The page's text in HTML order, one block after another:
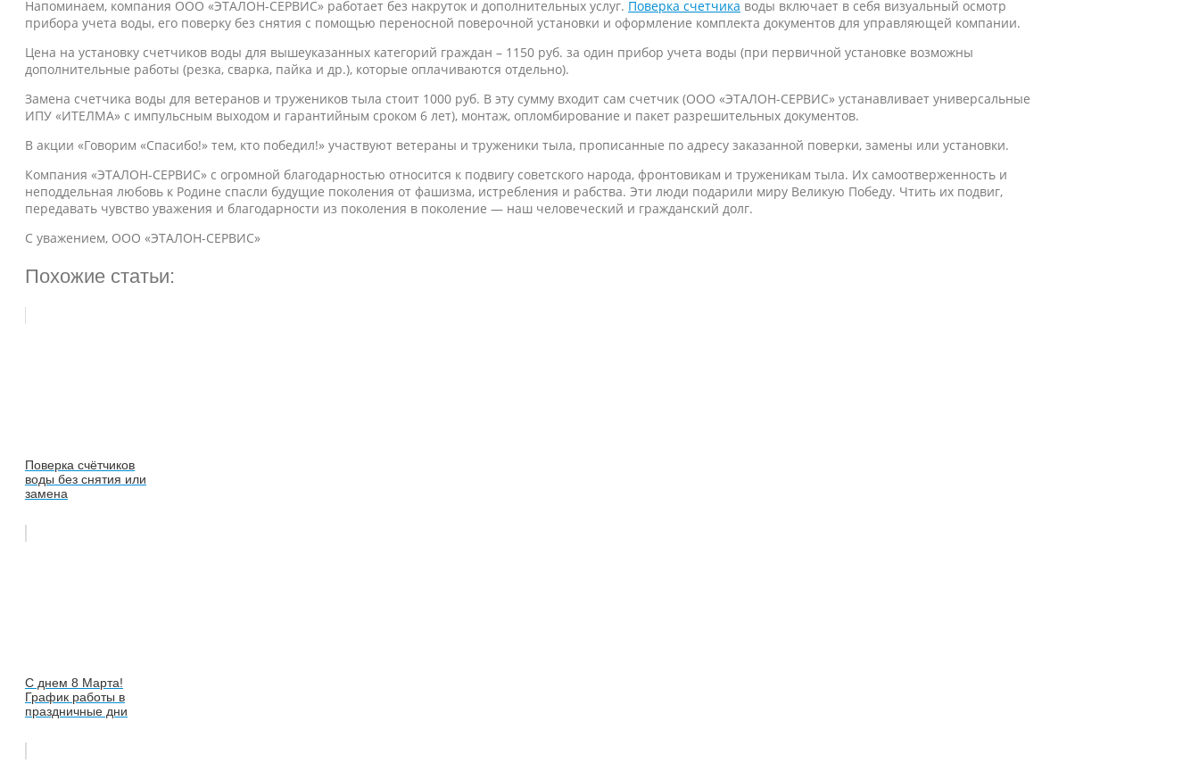
Напоминаем, компания ООО «ЭТАЛОН-СЕРВИС» работает без накруток и дополнительных услуг. Поверка счетчика воды включает в себя визуальный осмотр
прибора учета воды, его поверку без снятия с помощью переносной поверочной установки и оформление комплекта документов для управляющей компании.
Цена на установку счетчиков воды для вышеуказанных категорий граждан – 1150 руб. за один прибор учета воды (при первичной установке возможны
дополнительные работы (резка, сварка, пайка и др.), которые оплачиваются отдельно).
Замена счетчика воды для ветеранов и тружеников тыла стоит 1000 руб. В эту сумму входит сам счетчик (ООО «ЭТАЛОН-СЕРВИС» устанавливает универсальные
ИПУ «ИТЕЛМА» с импульсным выходом и гарантийным сроком 6 лет), монтаж, опломбирование и пакет разрешительных документов.
В акции «Говорим «Спасибо!» тем, кто победил!» участвуют ветераны и труженики тыла, прописанные по адресу заказанной поверки, замены или установки.
Компания «ЭТАЛОН-СЕРВИС» с огромной благодарностью относится к подвигу советского народа, фронтовикам и труженикам тыла. Их самоотверженность и
неподдельная любовь к Родине спасли будущие поколения от фашизма, истребления и рабства. Эти люди подарили миру Великую Победу. Чтить их подвиг,
передавать чувство уважения и благодарности из поколения в поколение — наш человеческий и гражданский долг.
С уважением, ООО «ЭТАЛОН-СЕРВИС»
Похожие статьи:
Поверка счётчиков
воды без снятия или
замена
C днем 8 Марта!
График работы в
праздничные дни